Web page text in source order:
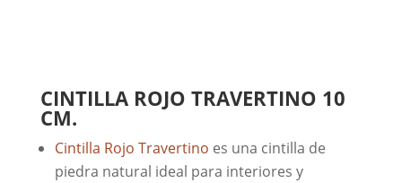
CINTILLA ROJO TRAVERTINO 10
CM.
Cintilla Rojo Travertino es una cintilla de
piedra natural ideal para interiores y